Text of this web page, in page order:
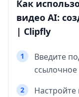
Как
видео AI:
| Clipfly
1
Введите
2